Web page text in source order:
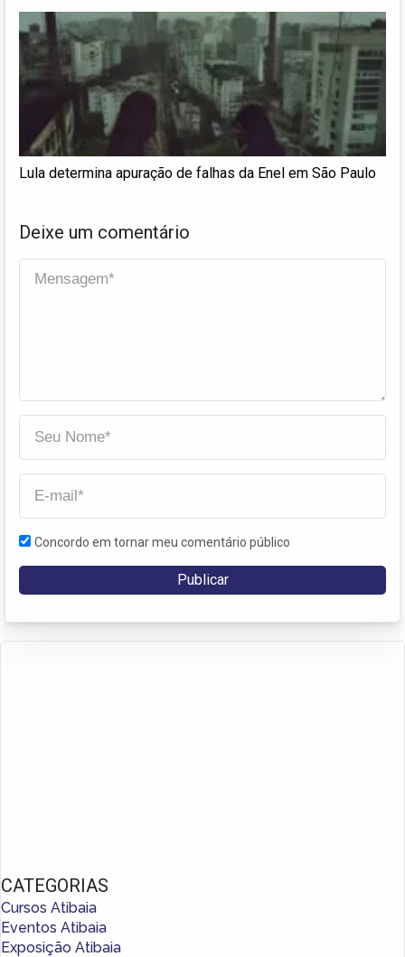
Lula determina apuração de falhas da Enel em São Paulo
Deixe um comentário
Concordo em tornar meu comentário público
CATEGORIAS
Cursos Atibaia
Eventos Atibaia
Exposição Atibaia